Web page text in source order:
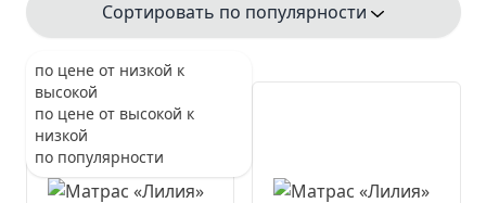
Сортировать по популярности
по цене от низкой к
высокой
по цене от высокой к
низкой
по популярности